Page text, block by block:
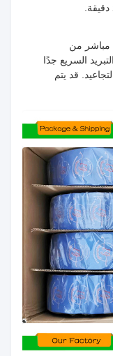
مباشر من
السريع جدًا
قد يتم